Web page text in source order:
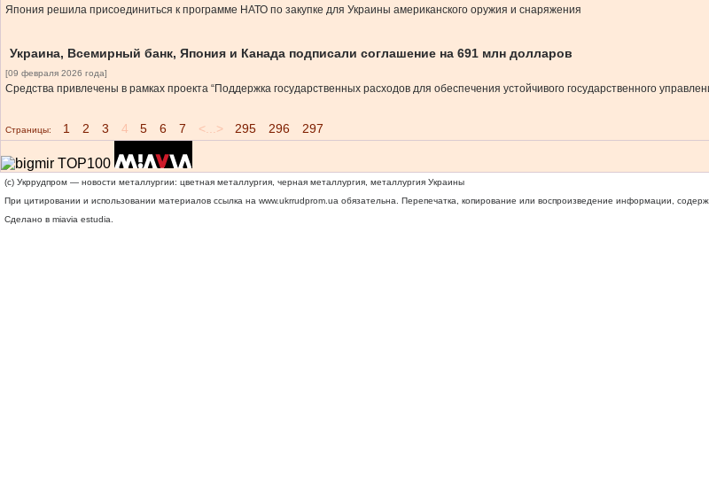
Япония решила присоединиться к программе НАТО по закупке для Украины американского оружия и снаряжения
Украина, Всемирный банк, Япония и Канада подписали соглашение на 691 млн долларов
[09 февраля 2026 года]
Средства привлечены в рамках проекта “Поддержка государственных расходов для обеспечения устойчивого государственного
Страницы: 1 2 3 4 5 6 7 <...> 295 296 297
(c) Укррудпром — новости металлургии: цветная металлургия, черная металлургия, металлургия Украины
При цитировании и использовании материалов ссылка на www.ukrrudprom.ua обязательна. Перепечатка, копирование или воспроизведение информации,
Сделано в miavia estudia.